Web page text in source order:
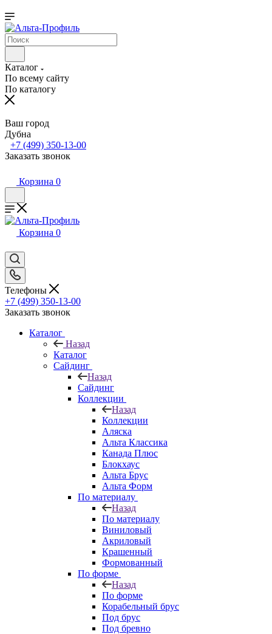
Каталог
По всему сайту
По каталогу
Ваш город
Дубна
+7 (499) 350-13-00
Заказать звонок
Корзина 0
Корзина 0
Телефоны
+7 (499) 350-13-00
Заказать звонок
Каталог
Назад
Каталог
Сайдинг
Назад
Сайдинг
Коллекции
Назад
Коллекции
Аляска
Альта Классика
Канада Плюс
Блокхаус
Альта Брус
Альта Форм
По материалу
Назад
По материалу
Виниловый
Акриловый
Крашенный
Формованный
По форме
Назад
По форме
Корабельный брус
Под брус
Под бревно